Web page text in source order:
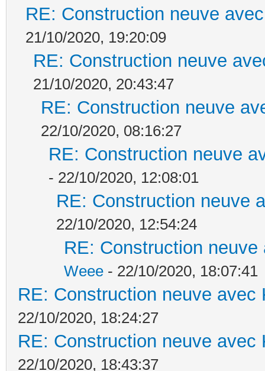
RE: Construction neuve
21/10/2020, 19:20:09
RE: Construction neuve
21/10/2020, 20:43:47
RE: Construction neuve
22/10/2020, 08:16:27
RE: Construction neuve
- 22/10/2020, 12:08:01
RE: Construction neuve
22/10/2020, 12:54:24
RE: Construction
Weee - 22/10/2020, 18:07:41
RE: Construction neuve avec
22/10/2020, 18:24:27
RE: Construction neuve avec
22/10/2020, 18:43:37